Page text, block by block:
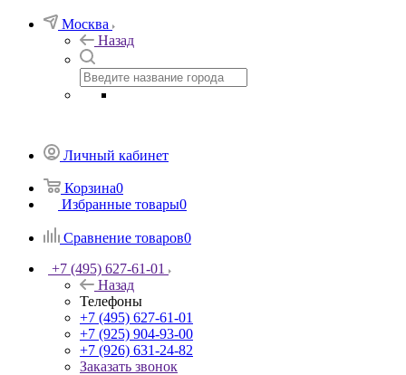
Москва
Назад
Личный кабинет
Корзина0
Избранные товары0
Сравнение товаров0
+7 (495) 627-61-01
Назад
Телефоны
+7 (495) 627-61-01
+7 (925) 904-93-00
+7 (926) 631-24-82
Заказать звонок